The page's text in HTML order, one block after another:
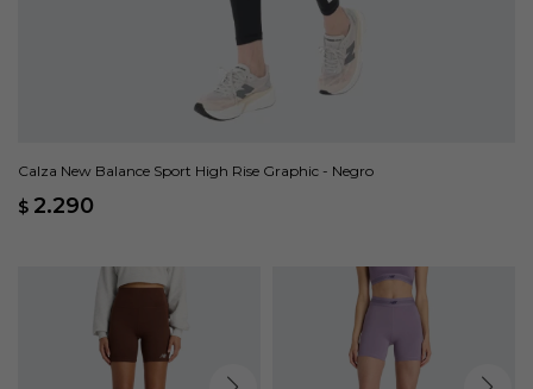
Calza New Balance Sport High Rise Graphic - Negro
$ 2.290